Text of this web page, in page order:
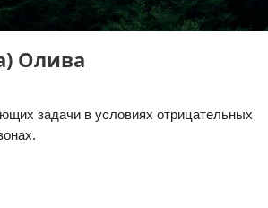
Олива
задачи в условиях отрицательных